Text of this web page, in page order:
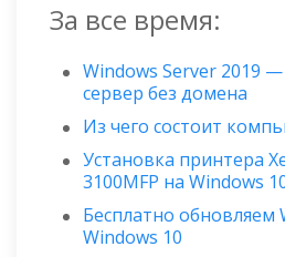
За все время:
Windows Server 2019
сервер без домена
Из чего состоит
Установка принтера
3100MFP на Windows
Бесплатно обновляем
Windows 10